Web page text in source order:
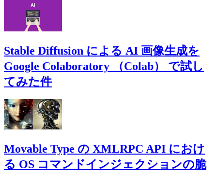
Stable Diffusion による AI 画像生成を
Google Colaboratory （Colab） で試し
てみた件
Movable Type の XMLRPC API におけ
る OS コマンドインジェクションの脆